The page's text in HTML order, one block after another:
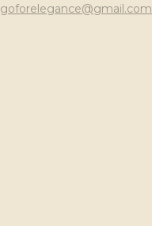
goforelegance@gmail.com